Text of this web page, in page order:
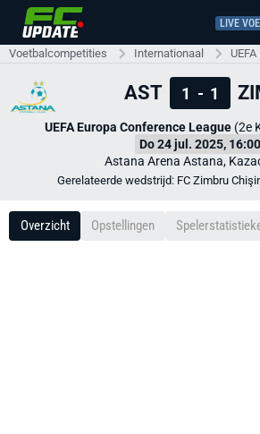
LIVE
Voetbalcompetities Internationaal
AST 1 - 1
UEFA Europa Conference League (2e
Do 24 jul. 2025, 16:00
Astana Arena Astana,
Gerelateerde wedstrijd: FC Zimbru
Overzicht Opstellingen